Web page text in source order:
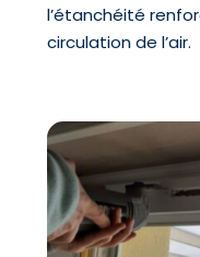
l’étanchéité
circulation de l’air.